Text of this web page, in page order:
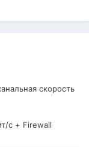
скорость
с + Firewall